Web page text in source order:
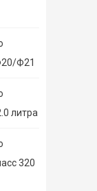
Ф21
литра
320